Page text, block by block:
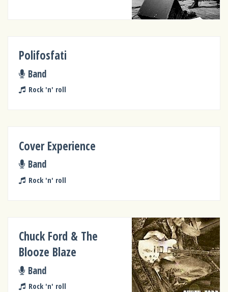
Polifosfati
Band
Rock 'n' roll
Cover Experience
Band
Rock 'n' roll
Chuck Ford & The
Blooze Blaze
Band
Rock 'n' roll